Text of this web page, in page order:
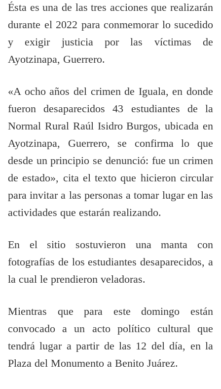
Ésta es una de las tres acciones que realizarán
durante el 2022 para conmemorar lo sucedido
y exigir justicia por las víctimas de
Ayotzinapa, Guerrero.
«A ocho años del crimen de Iguala, en donde
fueron desaparecidos 43 estudiantes de la
Normal Rural Raúl Isidro Burgos, ubicada en
Ayotzinapa, Guerrero, se confirma lo que
desde un principio se denunció: fue un crimen
de estado», cita el texto que hicieron circular
para invitar a las personas a tomar lugar en las
actividades que estarán realizando.
En el sitio sostuvieron una manta con
fotografías de los estudiantes desaparecidos, a
la cual le prendieron veladoras.
Mientras que para este domingo están
convocado a un acto político cultural que
tendrá lugar a partir de las 12 del día, en la
Plaza del Monumento a Benito Juárez.